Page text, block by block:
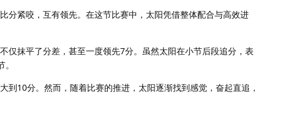
分紧咬，互有领先。在这节比赛中，太阳凭借整体配合与高效进
仅抹平了分差，甚至一度领先7分。虽然太阳在小节后段追分，表
10分。然而，随着比赛的推进，太阳逐渐找到感觉，奋起直追，